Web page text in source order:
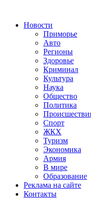
Новости
Приморье
Авто
Регионы
Здоровье
Криминал
Культура
Наука
Общество
Политика
Спорт
ЖКХ
Туризм
Экономика
Армия
В мире
Образование
Реклама на сайте
Контакты